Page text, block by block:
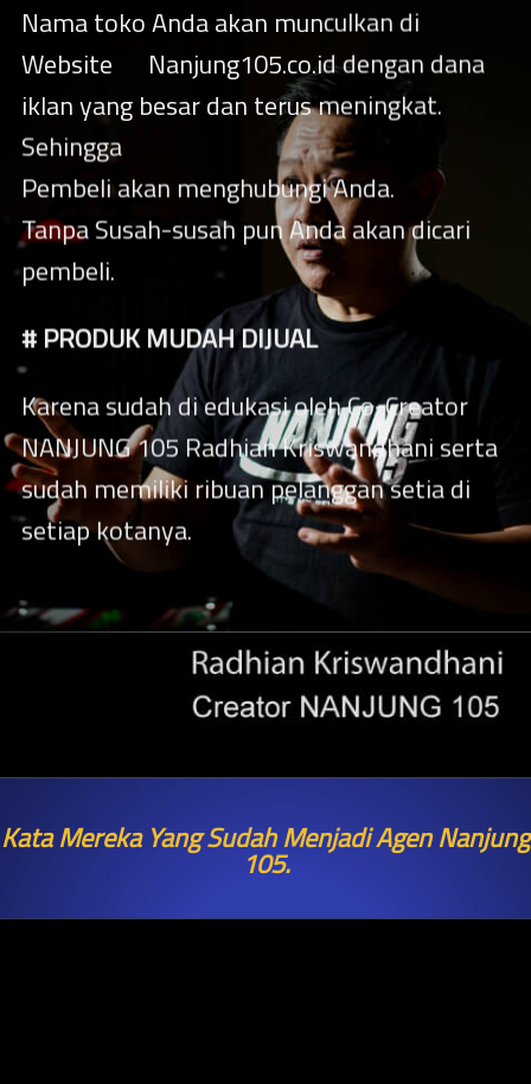
Nama toko Anda akan munculkan di
Website Nanjung105.co.id dengan dana
iklan yang besar dan terus meningkat.
Sehingga
Pembeli akan menghubungi Anda.
Tanpa Susah-susah pun Anda akan dicari
pembeli.
# PRODUK MUDAH DIJUAL
Karena sudah di edukasi oleh Co-Creator
NANJUNG 105 Radhian Kriswandhani serta
sudah memiliki ribuan pelanggan setia di
setiap kotanya.
Kata Mereka Yang Sudah Menjadi Agen Nanjung
105.